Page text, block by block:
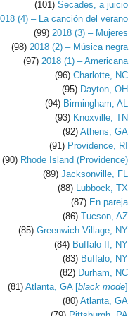
(101) Secades, a juicio
(4) – La canción del verano
(99) 2018 (3) – Mujeres
(98) 2018 (2) – Música negra
(97) 2018 (1) – Americana
(96) Charlotte, NC
(95) Dayton, OH
(94) Birmingham, AL
(93) Knoxville, TN
(92) Athens, GA
(91) Providence, RI
(90) Rhode Island (Providence)
(89) Jacksonville, FL
(88) Lubbock, TX
(87) En pareja
(86) Tucson, AZ
(85) Greenwich Village, NY
(84) Buffalo II, NY
(83) Buffalo, NY
(82) Durham, NC
(81) Atlanta, GA [black mode]
(80) Atlanta, GA